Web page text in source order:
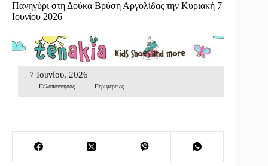
Πανηγύρι στη Δούκα Βρύση Αργολίδας την Κυριακή 7
Ιουνίου 2026
7 Ιουνίου, 2026
Πελοπόννησος Περιφέρειες